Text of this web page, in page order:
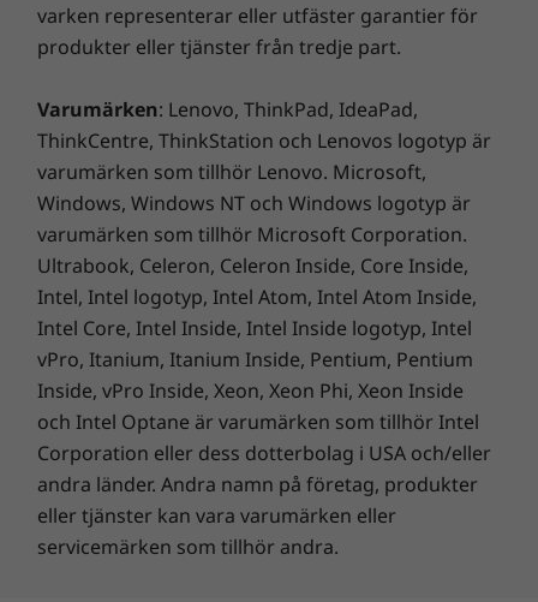
Känn glädje både över din bärbara dator
och din budget
Lenovo erbjuder dig alla verktyg du behöver
för att hålla ditt företag i gång, och vi försäkrar
oss om att vi använder så mycket återvunnet
Material
30 % återvunnen plast har använts till A-ramen
90 % återvunnen plast har använts till nätadaptern
50 % återvunnen plast har använts till högtalarhöljet
90 % återvunna och/eller hållbara material i förpackningen*
Lödning vid låg temperatur: moderkort, minne, styrplatta,
fingeravtrycksläsarmodul
*Förpackningar som består av återvunnet och/eller biobaserat material och/eller
hållbart avverkad skog.
Certifieringar/registreringar
ENERGY STAR®
TCO
EPEAT®Gold i tillämpliga fall*
*Påwww.epeat.netfinns information om registreringsstatusen i olika länder.
varken representerar eller utfäster garantier för
produkter eller tjänster från tredje part.
Varumärken: Lenovo, ThinkPad, IdeaPad,
ThinkCentre, ThinkStation och Lenovos logotyp är
varumärken som tillhör Lenovo. Microsoft,
Windows, Windows NT och Windows logotyp är
varumärken som tillhör Microsoft Corporation.
Ultrabook, Celeron, Celeron Inside, Core Inside,
Intel, Intel logotyp, Intel Atom, Intel Atom Inside,
Intel Core, Intel Inside, Intel Inside logotyp, Intel
vPro, Itanium, Itanium Inside, Pentium, Pentium
Inside, vPro Inside, Xeon, Xeon Phi, Xeon Inside
och Intel Optane är varumärken som tillhör Intel
Corporation eller dess dotterbolag i USA och/eller
andra länder. Andra namn på företag, produkter
eller tjänster kan vara varumärken eller
servicemärken som tillhör andra.